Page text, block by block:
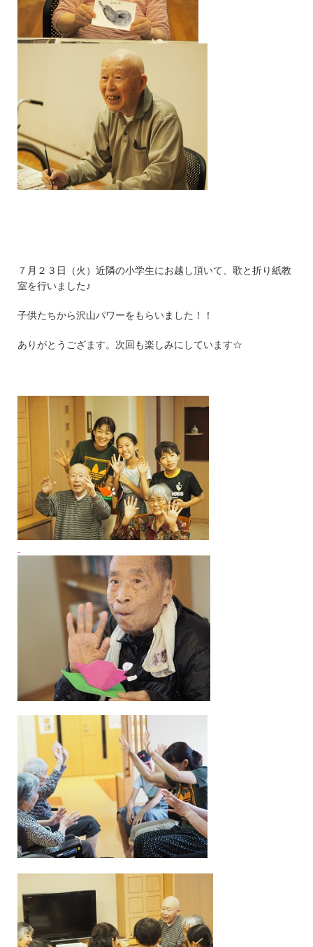
７月２３日（火）近隣の小学生にお越し頂いて、歌と折り紙教
室を行いました♪
子供たちから沢山パワーをもらいました！！
ありがとうござます。次回も楽しみにしています☆